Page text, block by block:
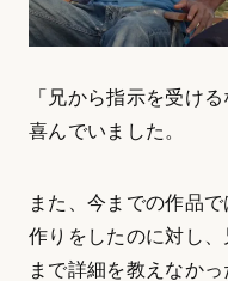
「兄から指示を受け
喜んでいました。
また、今までの作品
作りをしたのに対し
まで詳細を教えなか